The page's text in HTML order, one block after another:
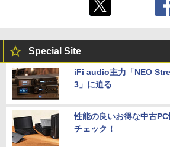
Special Site
iFi audio主力「NEO
3」に迫る
性能の良いお得な中古
チェック！